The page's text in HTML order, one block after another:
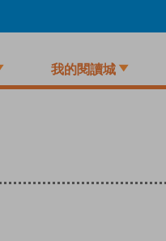
我的閱讀城